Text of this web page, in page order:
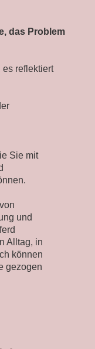
das Problem
es reflektiert
Sie mit
und
Alltag, in
können
gezogen